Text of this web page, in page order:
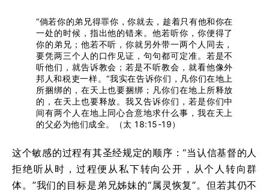
“倘若你的弟兄得罪你，你就去，趁着只有他和你在
一处的时候，指出他的错来。他若听你，你便得了
你的弟兄；他若不听，你就另外带一两个人同去，
要凭两三个人的口作见证，句句都可定准。若是不
听他们，就告诉教会；若是不听教会，就看他像外
邦人和税吏一样。“我实在告诉你们，凡你们在地上
所捆绑的，在天上也要捆绑；凡你们在地上所释放
的，在天上也要释放。我又告诉你们，若是你们中
间有两个人在地上同心合意地求什么事，我在天上
的父必为他们成全。（太 18:15-19）
这个敏感的过程有其圣经规定的顺序：“当认信基督的人
拒绝听从时，过程便从私下转向公开，从个人转向群
体。”我们的目标是弟兄姊妹的“属灵恢复”。但若其仍不